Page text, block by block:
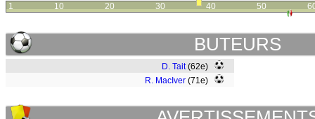
1 10 20 30 40 50
BUTEURS
D. Tait(62e)
R. MacIver (71e)